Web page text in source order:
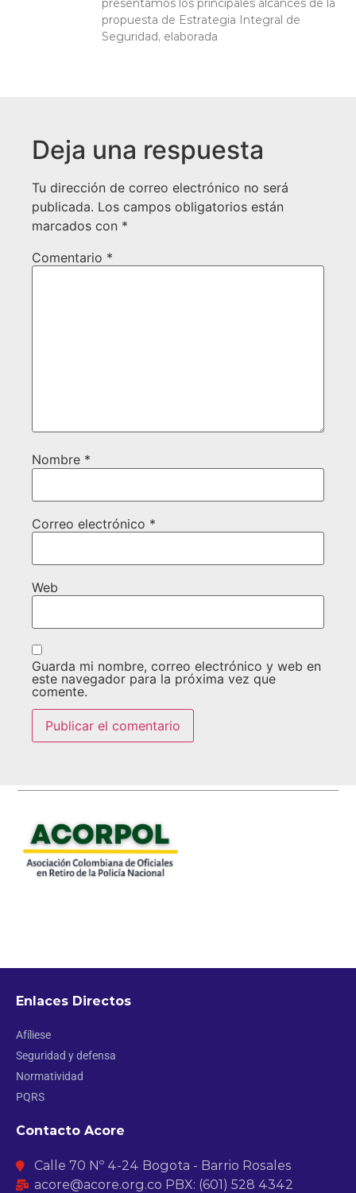
presentamos los principales alcances de la
propuesta de Estrategia Integral de
Seguridad, elaborada
Deja una respuesta
Tu dirección de correo electrónico no será
publicada. Los campos obligatorios están
marcados con *
Comentario *
Nombre *
Correo electrónico *
Web
Guarda mi nombre, correo electrónico y web en
este navegador para la próxima vez que
comente.
Enlaces Directos
Afíliese
Seguridad y defensa
Normatividad
PQRS
Contacto Acore
Calle 70 Nº 4-24 Bogota - Barrio Rosales
acore@acore.org.co PBX: (601) 528 4342